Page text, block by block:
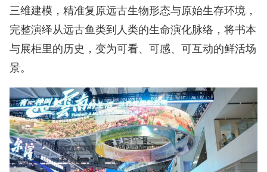
三维建模，精准复原远古生物形态与原始生存环境，
完整演绎从远古鱼类到人类的生命演化脉络，将书本
与展柜里的历史，变为可看、可感、可互动的鲜活场
景。